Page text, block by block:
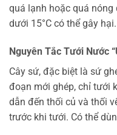
quá lạnh hoặc quá
dưới 15°C có thể gây hại.
Nguyên Tắc Tưới Nước
Cây sứ, đặc biệt là sứ
đoạn mới ghép, chỉ tưới
dẫn đến thối củ và thối
trước khi tưới. Có thể